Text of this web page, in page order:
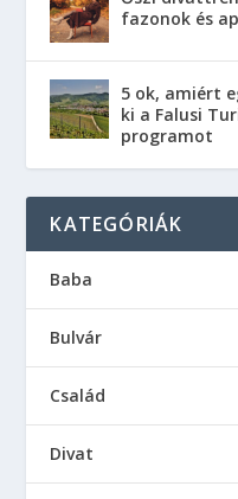
fazonok és
5 ok, amiért
ki a Falusi
programot
KATEGÓRIÁK
Baba
Bulvár
Család
Divat